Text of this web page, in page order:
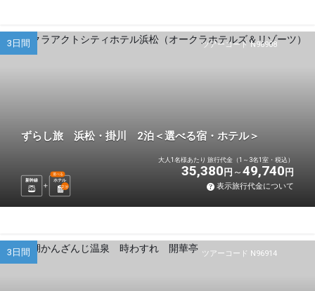
ツアーコード N96908
3日間
ずらし旅 浜松・掛川 2泊＜選べる宿・ホテル＞
新幹線 ホテル
選べる
2泊
大人1名様あたり 旅行代金（1～3名1室・税込）
35,380 円 49,740 円
表示旅行代金について
ツアーコード N96914
3日間